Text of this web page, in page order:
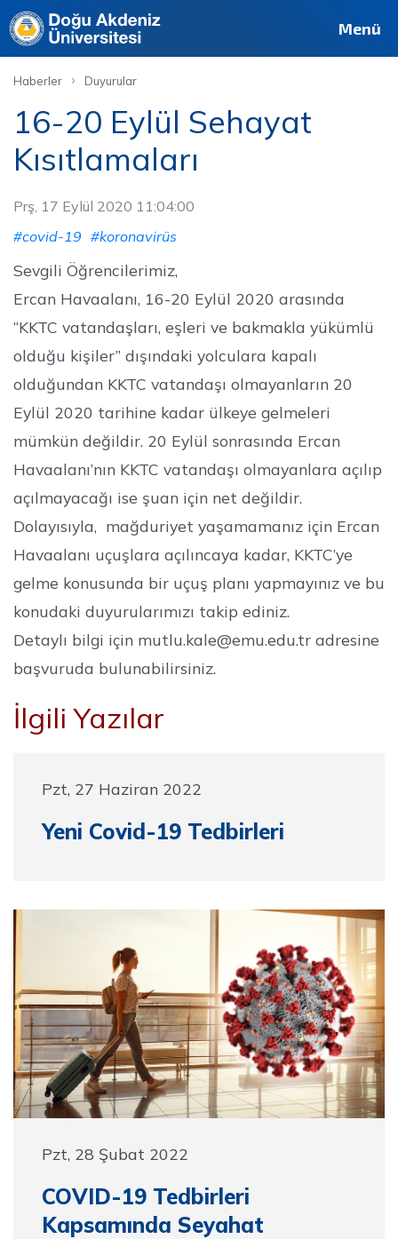
Menü
Haberler › Duyurular
16-20 Eylül Sehayat
Kısıtlamaları
Prş, 17 Eylül 2020 11:04:00
#covid-19 #koronavirüs
Sevgili Öğrencilerimiz,
Ercan Havaalanı, 16-20 Eylül 2020 arasında
“KKTC vatandaşları, eşleri ve bakmakla yükümlü
olduğu kişiler” dışındaki yolculara kapalı
olduğundan KKTC vatandaşı olmayanların 20
Eylül 2020 tarihine kadar ülkeye gelmeleri
mümkün değildir. 20 Eylül sonrasında Ercan
Havaalanı’nın KKTC vatandaşı olmayanlara açılıp
açılmayacağı ise şuan için net değildir.
Dolayısıyla, mağduriyet yaşamamanız için Ercan
Havaalanı uçuşlara açılıncaya kadar, KKTC’ye
gelme konusunda bir uçuş planı yapmayınız ve bu
konudaki duyurularımızı takip ediniz.
Detaylı bilgi için mutlu.kale@emu.edu.tr adresine
başvuruda bulunabilirsiniz.
İlgili Yazılar
Pzt, 27 Haziran 2022
Yeni Covid-19 Tedbirleri
Pzt, 28 Şubat 2022
COVID-19 Tedbirleri
Kapsamında Seyahat